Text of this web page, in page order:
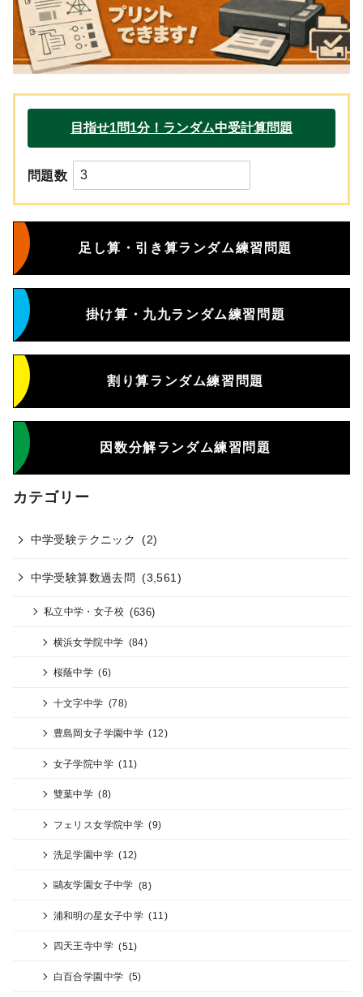
問題数
足し算・引き算ランダム練習問題
掛け算・九九ランダム練習問題
割り算ランダム練習問題
因数分解ランダム練習問題
カテゴリー
中学受験テクニック (2)
中学受験算数過去問 (3,561)
私立中学・女子校 (636)
横浜女学院中学 (84)
桜蔭中学 (6)
十文字中学 (78)
豊島岡女子学園中学 (12)
女子学院中学 (11)
雙葉中学 (8)
フェリス女学院中学 (9)
洗足学園中学 (12)
鷗友学園女子中学 (8)
浦和明の星女子中学 (11)
四天王寺中学 (51)
白百合学園中学 (5)